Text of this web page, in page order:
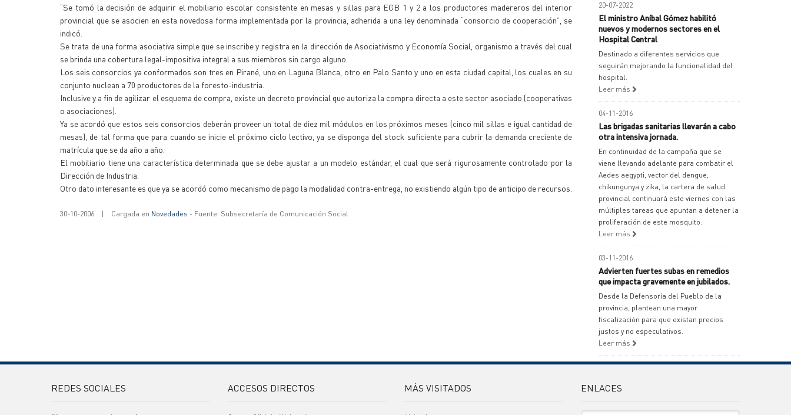
“Se tomó la decisión de adquirir el mobiliario escolar consistente en mesas y sillas para EGB 1 y 2 a los productores madereros del interior
provincial que se asocien en esta novedosa forma implementada por la provincia, adherida a una ley denominada “consorcio de cooperación”, se
indicó.
Se trata de una forma asociativa simple que se inscribe y registra en la dirección de Asociativismo y Economía Social, organismo a través del cual
se brinda una cobertura legal-impositiva integral a sus miembros sin cargo alguno.
Los seis consorcios ya conformados son tres en Pirané, uno en Laguna Blanca, otro en Palo Santo y uno en esta ciudad capital, los cuales en su
conjunto nuclean a 70 productores de la foresto-industria.
Inclusive y a fin de agilizar el esquema de compra, existe un decreto provincial que autoriza la compra directa a este sector asociado (cooperativas
o asociaciones).
Ya se acordó que estos seis consorcios deberán proveer un total de diez mil módulos en los próximos meses (cinco mil sillas e igual cantidad de
mesas), de tal forma que para cuando se inicie el próximo ciclo lectivo, ya se disponga del stock suficiente para cubrir la demanda creciente de
matrícula que se da año a año.
El mobiliario tiene una característica determinada que se debe ajustar a un modelo estándar, el cual que será rigurosamente controlado por la
Dirección de Industria.
Otro dato interesante es que ya se acordó como mecanismo de pago la modalidad contra-entrega, no existiendo algún tipo de anticipo de recursos.
30-10-2006 | Cargada en Novedades - Fuente: Subsecretaría de Comunicación Social
20-07-2022
El ministro Aníbal Gómez habilitó
nuevos y modernos sectores en el
Hospital Central
Destinado a diferentes servicios que
seguirán mejorando la funcionalidad del
hospital.
Leer más
04-11-2016
Las brigadas sanitarias llevarán a cabo
otra intensiva jornada.
En continuidad de la campaña que se
viene llevando adelante para combatir el
Aedes aegypti, vector del dengue,
chikungunya y zika, la cartera de salud
provincial continuará este viernes con las
múltiples tareas que apuntan a detener la
proliferación de este mosquito.
Leer más
03-11-2016
Advierten fuertes subas en remedios
que impacta gravemente en jubilados.
Desde la Defensoría del Pueblo de la
provincia, plantean una mayor
fiscalización para que existan precios
justos y no especulativos.
Leer más
REDES SOCIALES ACCESOS DIRECTOS MÁS VISITADOS ENLACES